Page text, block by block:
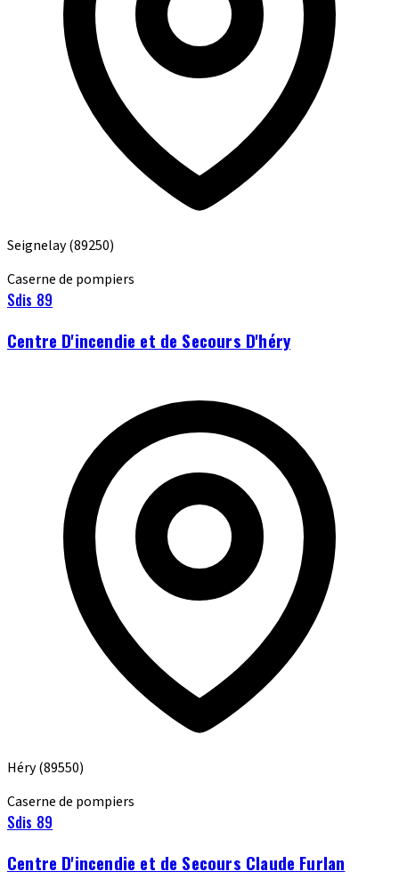
Seignelay(89250)
Caserne de pompiers
Sdis 89
Centre D'incendie et de Secours D'héry
Héry(89550)
Caserne de pompiers
Sdis 89
Centre D'incendie et de Secours Claude Furlan